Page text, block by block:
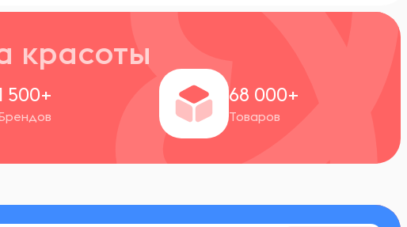
красоты
500+ 68 000+
Товаров